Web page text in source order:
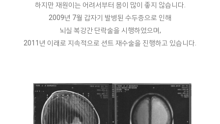
하지만 재원이는 어려서부터 몸이 많이 좋지 않습니다.
2009년 7월 갑자기 발병된 수두증으로 인해
뇌실 복강간 단락술을 시행하였으며,
2011년 이래로 지속적으로 션트 재수술을 진행하고 있습니다.